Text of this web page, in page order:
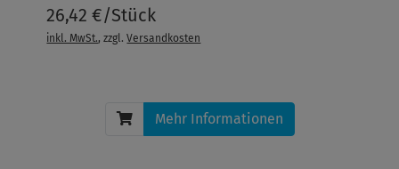
26,42 €/Stück
inkl. MwSt., zzgl.Versandkosten
Mehr Informationen